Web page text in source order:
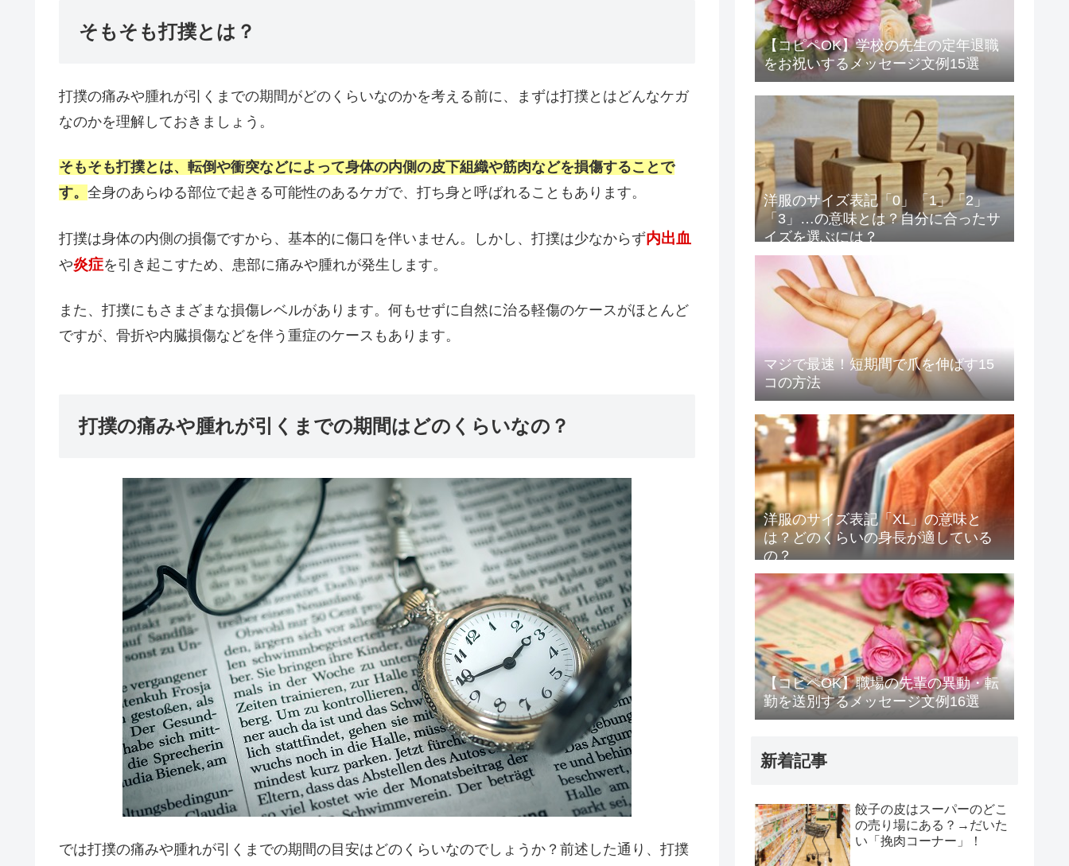
そもそも打撲とは？
打撲の痛みや腫れが引くまでの期間がどのくらいなのかを考える前に、まずは打撲とはどんなケガ
なのかを理解しておきましょう。
そもそも打撲とは、転倒や衝突などによって身体の内側の皮下組織や筋肉などを損傷することで
す。 全身のあらゆる部位で起きる可能性のあるケガで、打ち身と呼ばれることもあります。
打撲は身体の内側の損傷ですから、基本的に傷口を伴いません。しかし、打撲は少なからず内出血
や炎症を引き起こすため、患部に痛みや腫れが発生します。
また、打撲にもさまざまな損傷レベルがあります。何もせずに自然に治る軽傷のケースがほとんど
ですが、骨折や内臓損傷などを伴う重症のケースもあります。
打撲の痛みや腫れが引くまでの期間はどのくらいなの？
では打撲の痛みや腫れが引くまでの期間の目安はどのくらいなのでしょうか？前述した通り、打撲
【コピペOK】学校の先生の定年退職
をお祝いするメッセージ文例15選
洋服のサイズ表記「0」「1」「2」
「3」…の意味とは？自分に合ったサ
イズを選ぶには？
マジで最速！短期間で爪を伸ばす15
コの方法
洋服のサイズ表記「XL」の意味と
は？どのくらいの身長が適している
の？
【コピペOK】職場の先輩の異動・転
勤を送別するメッセージ文例16選
新着記事
餃子の皮はスーパーのどこ
の売り場にある？→だいた
い「挽肉コーナー」！